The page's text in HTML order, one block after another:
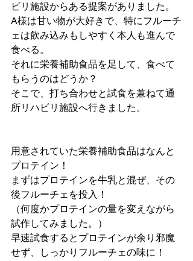
ビリ施設からある提案がありました。
A様は甘い物が大好きで、特にフルーチ
ェは飲み込みもしやすく本人も進んで
食べる。
それに栄養補助食品を足して、食べて
もらうのはどうか？
そこで、打ち合わせと試食を兼ねて通
所リハビリ施設へ行きました。
用意されていた栄養補助食品はなんと
プロテイン！
まずはプロテインを牛乳と混ぜ、その
後フルーチェを投入！
（何度かプロテインの量を変えながら
試作してみました。）
早速試食するとプロテインが余り邪魔
せず、しっかりフルーチェの味に！